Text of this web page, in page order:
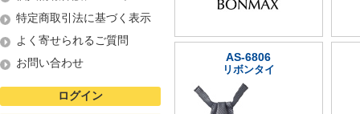
特定商取引法に基づく表示
よく寄せられるご質問
お問い合わせ
ログイン
AS-6806
リボンタイ